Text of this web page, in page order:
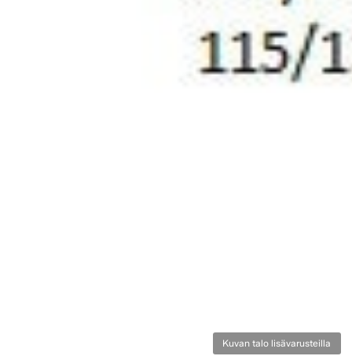
Kuvan talo lisävarusteilla